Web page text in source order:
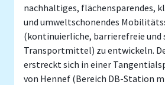
nachhaltiges, flächensparendes,
und umweltschonendes
(kontinuierliche, barrierefreie und
Transportmittel) zu entwickeln.
erstreckt sich in einer
von Hennef (Bereich DB-Station